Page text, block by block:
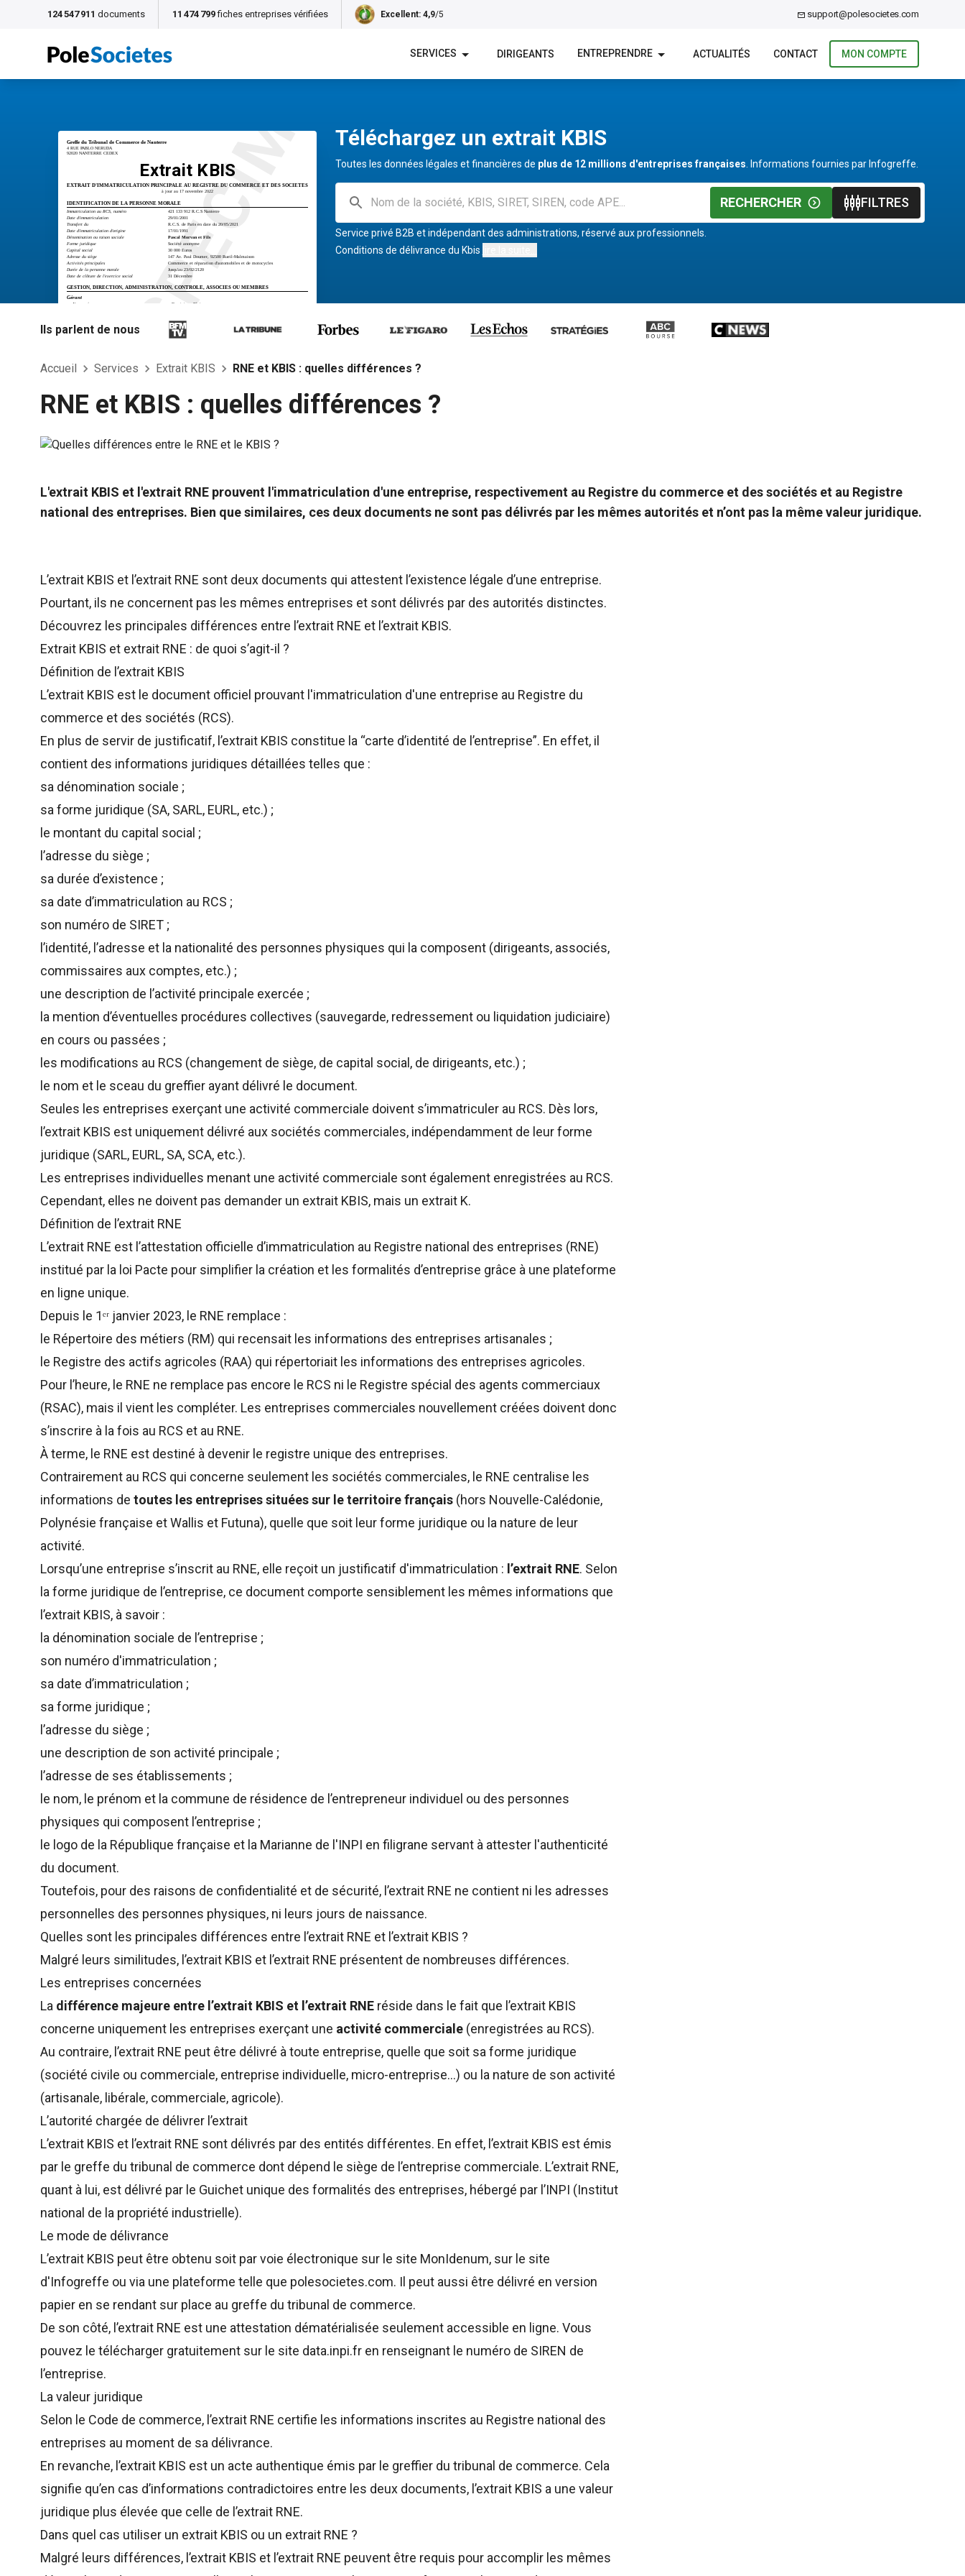
124 547 911 documents 11 474 799 fiches entreprises vérifiées Excellent: 4,9/5 support@polesocietes.com
SERVICES DIRIGEANTS ENTREPRENDRE ACTUALITÉS CONTACT MON COMPTE
SPECIMEN
Greffe du Tribunal de Commerce de Nanterre
4 RUE PABLO NERUDA
92020 NANTERRE CEDEX
Extrait KBIS
EXTRAIT D'IMMATRICULATION PRINCIPALE AU REGISTRE DU COMMERCE ET DES SOCIETES
à jour au 17 novembre 2022
IDENTIFICATION DE LA PERSONNE MORALE
Immatriculation au RCS, numéro
421 133 912 R.C.S Nanterre
Date d'immatriculation
29/01/2001
Transfert du
R.C.S. de Paris en date du 20/05/2021
Date d'immatriculation d'origine
17/01/1991
Dénomination ou raison sociale
Pascal Morvan et Fils
Forme juridique
Société anonyme
Capital social
30 000 Euros
Adresse du siège
147 Av. Paul Doumer, 92500 Rueil-Malmaison
Activités principales
Commerce et réparation d'automobiles et de motocycles
Durée de la personne morale
Jusqu'au 23/02/2120
Date de clôture de l'exercice social
31 Décembre
GESTION, DIRECTION, ADMINISTRATION, CONTROLE, ASSOCIES OU MEMBRES
Gérant
Nom, prénoms
Dominique Blais
147 Av. Paul Doumer, 92500 Rueil-Malmaison
Directeur général - Administrateur
Audrey Savoie
RENSEIGNEMENTS RELATIFS A L'ACTIVITE ET A L'ETABLISSEMENT PRINCIPAL
Origine du fonds ou de l'activité
Création
Mode d'exploitation
Exploitation directe
Voir un exemple
Téléchargez un extrait KBIS
Toutes les données légales et financières de plus de 12 millions d'entreprises françaises . Informations fournies par Infogreffe.
RECHERCHER FILTRES
Service privé B2B et indépendant des administrations, réservé aux professionnels.
Conditions de délivrance du Kbis
Ils parlent de nous
Accueil Services Extrait KBIS RNE et KBIS : quelles différences ?
RNE et KBIS : quelles différences ?
L'extrait KBIS et l'extrait RNE prouvent l'immatriculation d'une entreprise, respectivement au Registre du commerce et des sociétés et au Registre
national des entreprises. Bien que similaires, ces deux documents ne sont pas délivrés par les mêmes autorités et n’ont pas la même valeur juridique.
L’extrait KBIS et l’extrait RNE sont deux documents qui attestent l’existence légale d’une entreprise.
Pourtant, ils ne concernent pas les mêmes entreprises et sont délivrés par des autorités distinctes.
Découvrez les principales différences entre l’extrait RNE et l’extrait KBIS.
Extrait KBIS et extrait RNE : de quoi s’agit-il ?
Définition de l’extrait KBIS
L’extrait KBIS est le document officiel prouvant l'immatriculation d'une entreprise au Registre du
commerce et des sociétés (RCS).
En plus de servir de justificatif, l’extrait KBIS constitue la “carte d’identité de l’entreprise”. En effet, il
contient des informations juridiques détaillées telles que :
sa dénomination sociale ;
sa forme juridique (SA, SARL, EURL, etc.) ;
le montant du capital social ;
l’adresse du siège ;
sa durée d’existence ;
sa date d’immatriculation au RCS ;
son numéro de SIRET ;
l’identité, l’adresse et la nationalité des personnes physiques qui la composent (dirigeants, associés,
commissaires aux comptes, etc.) ;
une description de l’activité principale exercée ;
la mention d’éventuelles procédures collectives (sauvegarde, redressement ou liquidation judiciaire)
en cours ou passées ;
les modifications au RCS (changement de siège, de capital social, de dirigeants, etc.) ;
le nom et le sceau du greffier ayant délivré le document.
Seules les entreprises exerçant une activité commerciale doivent s’immatriculer au RCS. Dès lors,
l’extrait KBIS est uniquement délivré aux sociétés commerciales, indépendamment de leur forme
juridique (SARL, EURL, SA, SCA, etc.).
Les entreprises individuelles menant une activité commerciale sont également enregistrées au RCS.
Cependant, elles ne doivent pas demander un extrait KBIS, mais un extrait K.
Définition de l’extrait RNE
L’extrait RNE est l’attestation officielle d’immatriculation au Registre national des entreprises (RNE)
institué par la loi Pacte pour simplifier la création et les formalités d’entreprise grâce à une plateforme
en ligne unique.
Depuis le 1ᵉʳ janvier 2023, le RNE remplace :
le Répertoire des métiers (RM) qui recensait les informations des entreprises artisanales ;
le Registre des actifs agricoles (RAA) qui répertoriait les informations des entreprises agricoles.
Pour l’heure, le RNE ne remplace pas encore le RCS ni le Registre spécial des agents commerciaux
(RSAC), mais il vient les compléter. Les entreprises commerciales nouvellement créées doivent donc
s’inscrire à la fois au RCS et au RNE.
À terme, le RNE est destiné à devenir le registre unique des entreprises.
Contrairement au RCS qui concerne seulement les sociétés commerciales, le RNE centralise les
informations de toutes les entreprises situées sur le territoire français (hors Nouvelle-Calédonie,
Polynésie française et Wallis et Futuna), quelle que soit leur forme juridique ou la nature de leur
activité.
Lorsqu’une entreprise s’inscrit au RNE, elle reçoit un justificatif d'immatriculation : l’extrait RNE. Selon
la forme juridique de l’entreprise, ce document comporte sensiblement les mêmes informations que
l’extrait KBIS, à savoir :
la dénomination sociale de l’entreprise ;
son numéro d'immatriculation ;
sa date d’immatriculation ;
sa forme juridique ;
l’adresse du siège ;
une description de son activité principale ;
l’adresse de ses établissements ;
le nom, le prénom et la commune de résidence de l’entrepreneur individuel ou des personnes
physiques qui composent l’entreprise ;
le logo de la République française et la Marianne de l'INPI en filigrane servant à attester l'authenticité
du document.
Toutefois, pour des raisons de confidentialité et de sécurité, l’extrait RNE ne contient ni les adresses
personnelles des personnes physiques, ni leurs jours de naissance.
Quelles sont les principales différences entre l’extrait RNE et l’extrait KBIS ?
Malgré leurs similitudes, l’extrait KBIS et l’extrait RNE présentent de nombreuses différences.
Les entreprises concernées
La différence majeure entre l’extrait KBIS et l’extrait RNE réside dans le fait que l’extrait KBIS
concerne uniquement les entreprises exerçant une activité commerciale (enregistrées au RCS).
Au contraire, l’extrait RNE peut être délivré à toute entreprise, quelle que soit sa forme juridique
(société civile ou commerciale, entreprise individuelle, micro-entreprise…) ou la nature de son activité
(artisanale, libérale, commerciale, agricole).
L’autorité chargée de délivrer l’extrait
L’extrait KBIS et l’extrait RNE sont délivrés par des entités différentes. En effet, l’extrait KBIS est émis
par le greffe du tribunal de commerce dont dépend le siège de l’entreprise commerciale. L’extrait RNE,
quant à lui, est délivré par le Guichet unique des formalités des entreprises, hébergé par l’INPI (Institut
national de la propriété industrielle).
Le mode de délivrance
L’extrait KBIS peut être obtenu soit par voie électronique sur le site MonIdenum, sur le site
d'Infogreffe ou via une plateforme telle que polesocietes.com. Il peut aussi être délivré en version
papier en se rendant sur place au greffe du tribunal de commerce.
De son côté, l’extrait RNE est une attestation dématérialisée seulement accessible en ligne. Vous
pouvez le télécharger gratuitement sur le site data.inpi.fr en renseignant le numéro de SIREN de
l’entreprise.
La valeur juridique
Selon le Code de commerce, l’extrait RNE certifie les informations inscrites au Registre national des
entreprises au moment de sa délivrance.
En revanche, l’extrait KBIS est un acte authentique émis par le greffier du tribunal de commerce. Cela
signifie qu’en cas d’informations contradictoires entre les deux documents, l’extrait KBIS a une valeur
juridique plus élevée que celle de l’extrait RNE.
Dans quel cas utiliser un extrait KBIS ou un extrait RNE ?
Malgré leurs différences, l’extrait KBIS et l’extrait RNE peuvent être requis pour accomplir les mêmes